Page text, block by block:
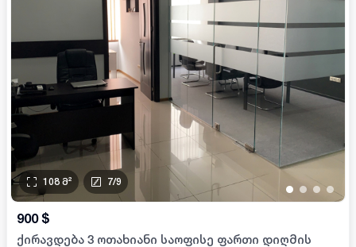
• • • •
108 მ² 7/9
900 $
ქირავდება 3 ოთახიანი საოფისე ფართი დიღმის